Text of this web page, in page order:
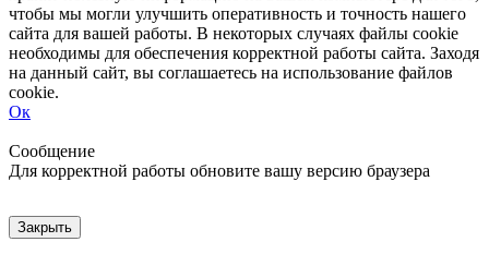
чтобы мы могли улучшить оперативность и точность нашего
сайта для вашей работы. В некоторых случаях файлы cookie
необходимы для обеспечения корректной работы сайта. Заходя
на данный сайт, вы соглашаетесь на использование файлов
cookie.
Ок
Сообщение
Для корректной работы обновите вашу версию браузера
Закрыть